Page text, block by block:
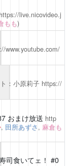
https://live.nicovideo.j
もも)
www.youtube.com/
：小原莉子 https://
おまけ放送 http
, 田所あずさ, 麻倉も
司食いてェ！ #0